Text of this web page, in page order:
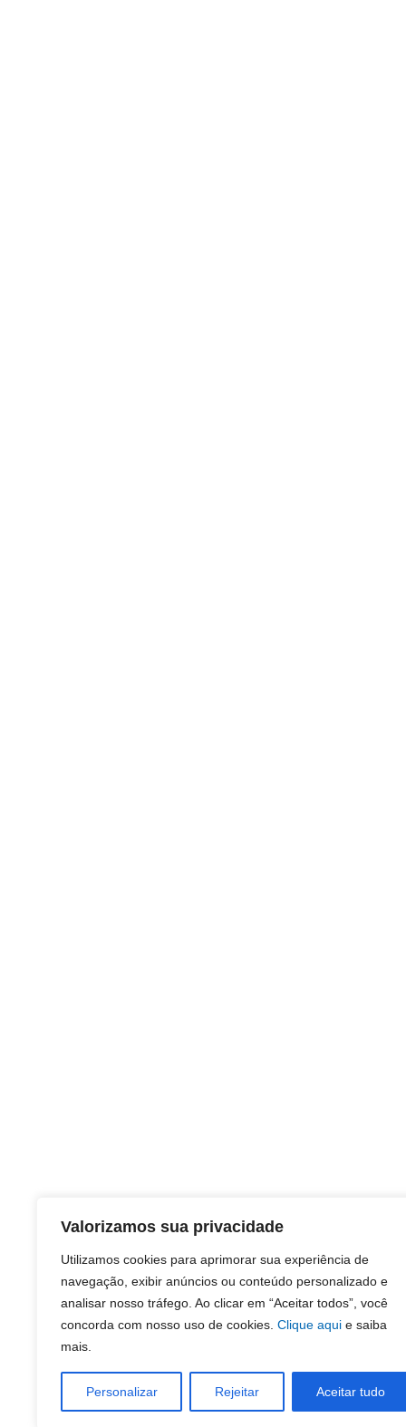
Valorizamos sua privacidade
Utilizamos cookies para aprimorar sua experiência de
navegação, exibir anúncios ou conteúdo personalizado e
analisar nosso tráfego. Ao clicar em “Aceitar todos”, você
concorda com nosso uso de cookies. Clique aqui e saiba
mais.
Personalizar Rejeitar Aceitar tudo